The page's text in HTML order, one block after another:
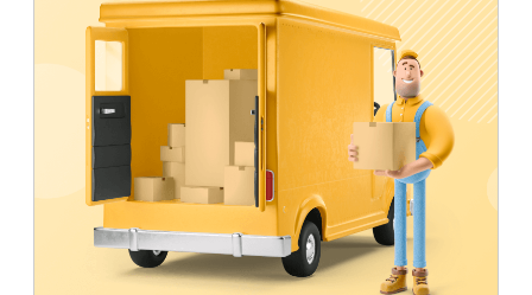
Пошаговая инструкция, как
Что делать,
контрагент
отказывается платить
Перевозчикам Экспедиторам